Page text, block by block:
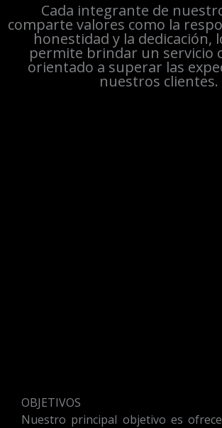
Cada integrante de
comparte valores como la
honestidad y la dedicación,
permite brindar un servicio
orientado a superar las
nuestros clientes.
OBJETIVOS
Nuestro principal objetivo es